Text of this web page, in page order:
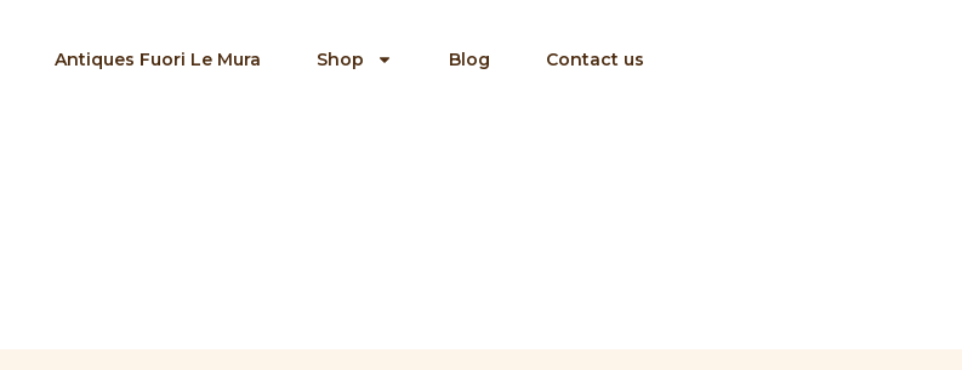
Antiques Fuori Le Mura Shop Blog Contact us